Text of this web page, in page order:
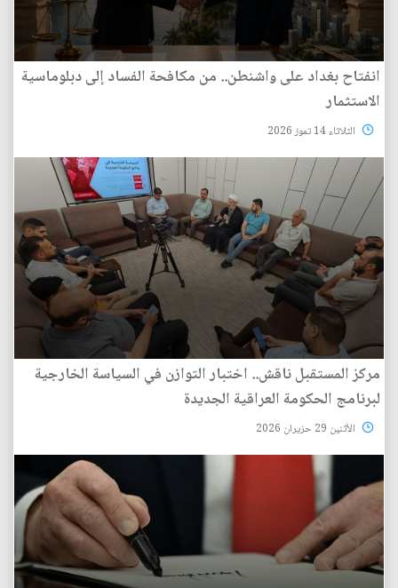
انفتاح بغداد على واشنطن.. من مكافحة الفساد إلى دبلوماسية
الاستثمار
الثلاثاء 14 تموز 2026
مركز المستقبل ناقش.. اختبار التوازن في السياسة الخارجية
لبرنامج الحكومة العراقية الجديدة
الأثنين 29 حزيران 2026